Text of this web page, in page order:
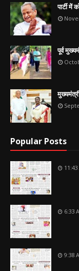
पार्टी में
पूर्व
Popular Posts
6:33
9:38